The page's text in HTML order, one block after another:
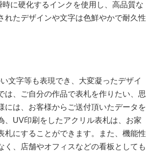
に硬化するインクを使用し、高品質な
たデザインや文字は色鮮やかで耐久性
文字等も表現でき、大変凝ったデザイ
は、ご自分の作品で表札を作りたい、思
には、お客様からご送付頂いたデータを
、UV印刷をしたアクリル表札は、お家
にすることができます。また、機能性
く、店舗やオフィスなどの看板としても